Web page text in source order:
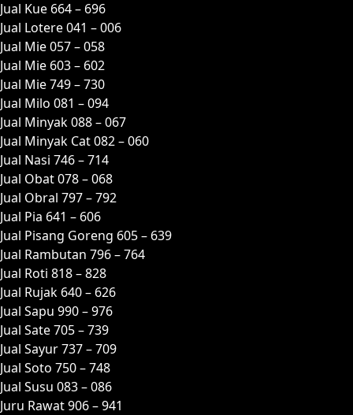
Jual Kue 664 – 696
Jual Lotere 041 – 006
Jual Mie 057 – 058
Jual Mie 603 – 602
Jual Mie 749 – 730
Jual Milo 081 – 094
Jual Minyak 088 – 067
Jual Minyak Cat 082 – 060
Jual Nasi 746 – 714
Jual Obat 078 – 068
Jual Obral 797 – 792
Jual Pia 641 – 606
Jual Pisang Goreng 605 – 639
Jual Rambutan 796 – 764
Jual Roti 818 – 828
Jual Rujak 640 – 626
Jual Sapu 990 – 976
Jual Sate 705 – 739
Jual Sayur 737 – 709
Jual Soto 750 – 748
Jual Susu 083 – 086
Juru Rawat 906 – 941